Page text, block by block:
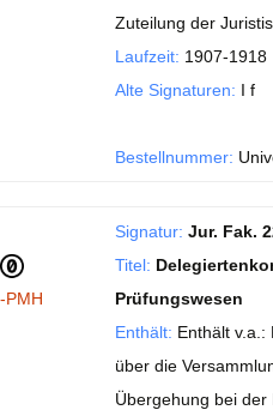
Zuteilung der
Laufzeit: 1907-1918
Alte Signaturen: I f
Bestellnummer:
PMH
Signatur: Jur. Fak.
Titel:
Prüfungswesen
Enthält: Enthält
über die
Übergehung bei der